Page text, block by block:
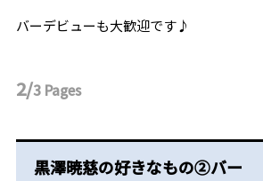
バーデビューも大歓迎です♪
2/3 Pages
黒澤暁慈の好きなもの②バー